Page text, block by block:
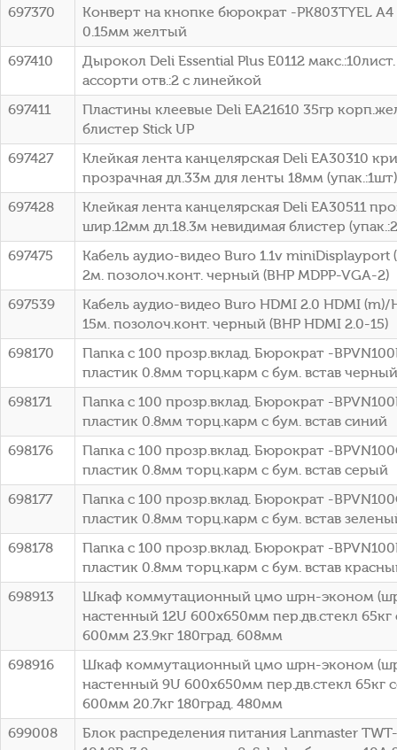
697370
Конверт на кнопке бюрократ -PK803TYEL A4
0.15мм желтый
697410
Дырокол Deli Essential Plus E0112
ассорти отв.:2 с линейкой
697411
Пластины клеевые Deli EA21610 35гр
блистер Stick UP
697427
Клейкая лента канцелярская Deli EA30310
прозрачная дл.33м для ленты 18мм (упак.:1шт)
697428
Клейкая лента канцелярская Deli EA30511
шир.12мм дл.18.3м невидимая блистер
697475
Кабель аудио-видео Buro 1.1v miniDisplayport
2м. позолоч.конт. черный (BHP MDPP-VGA-2)
697539
Кабель аудио-видео Buro HDMI 2.0 HDMI (m)/
15м. позолоч.конт. черный (BHP HDMI 2.0-15)
698170
Папка с 100 прозр.вклад. Бюрократ -
пластик 0.8мм торц.карм с бум. встав черный
698171
Папка с 100 прозр.вклад. Бюрократ -
пластик 0.8мм торц.карм с бум. встав синий
698176
Папка с 100 прозр.вклад. Бюрократ -
пластик 0.8мм торц.карм с бум. встав серый
698177
Папка с 100 прозр.вклад. Бюрократ -
пластик 0.8мм торц.карм с бум. встав
698178
Папка с 100 прозр.вклад. Бюрократ -
пластик 0.8мм торц.карм с бум. встав
698913
Шкаф коммутационный цмо шрн-эконом
настенный 12U 600x650мм пер.дв.стекл
600мм 23.9кг 180град. 608мм
698916
Шкаф коммутационный цмо шрн-эконом
настенный 9U 600x650мм пер.дв.стекл 65кг
600мм 20.7кг 180град. 480мм
699008
Блок распределения питания Lanmaster